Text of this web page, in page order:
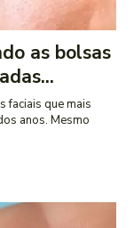
as bolsas
faciais que mais
anos. Mesmo